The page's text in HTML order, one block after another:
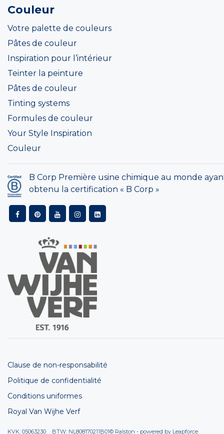
Couleur
Votre palette de couleurs
Pâtes de couleur
Inspiration pour l’intérieur
Teinter la peinture
Pâtes de couleur
Tinting systems
Formules de couleur
Your Style Inspiration
Couleur
B Corp Première usine chimique au monde
obtenu la certification « B Corp »
Clause de non-responsabilité
Politique de confidentialité
Conditions uniformes
Royal Van Wijhe Verf
KVK: 05063230 BTW: NL808170211B01© Ralston - powered by Leapforce